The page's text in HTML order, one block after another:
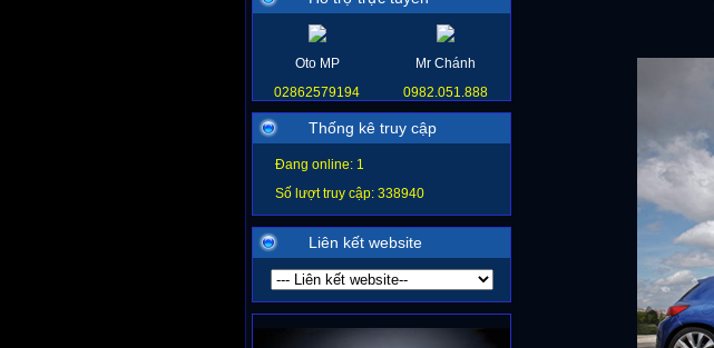
Oto MP
02862579194
Mr Chánh
0982.051.888
Thống kê truy cập
Đang online: 1
Số lượt truy cập: 338940
Liên kết website